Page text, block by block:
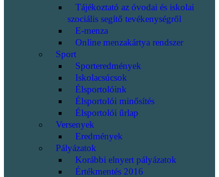
Tájékoztató az óvodai és iskolai
szociális segítő tevékenységről
E-menza
Online menzakártya rendszer
Sport
Sporteredmények
Iskolacsúcsok
Élsportolóink
Élsportolói minősítés
Élsportolói űrlap
Versenyek
Eredmények
Pályázatok
Korábbi elnyert pályázatok
Értékmentés 2016